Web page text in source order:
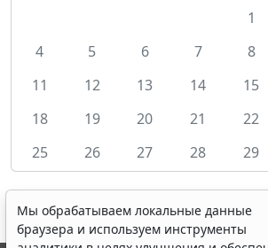
1
4
5 6 7 8
11
12 13 14 15
18
19 20 21 22
25
26 27 28 29
Мы обрабатываем локальные данные
браузера и используем инструменты